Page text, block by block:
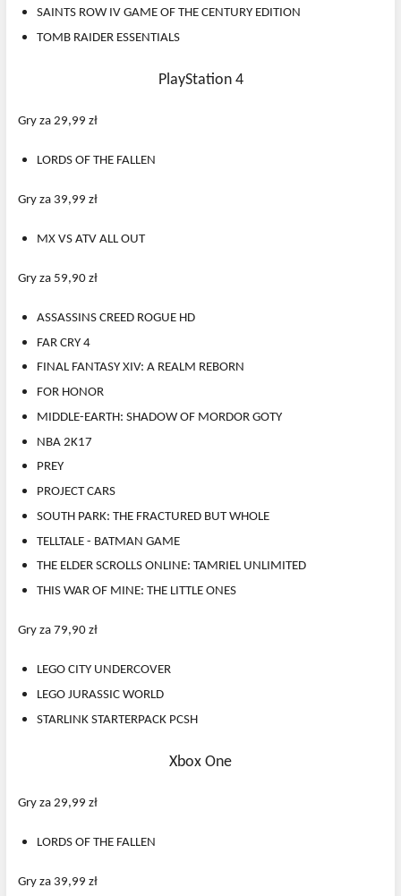
SAINTS ROW IV GAME OF THE CENTURY EDITION
TOMB RAIDER ESSENTIALS
PlayStation 4
Gry za 29,99 zł
LORDS OF THE FALLEN
Gry za 39,99 zł
MX VS ATV ALL OUT
Gry za 59,90 zł
ASSASSINS CREED ROGUE HD
FAR CRY 4
FINAL FANTASY XIV: A REALM REBORN
FOR HONOR
MIDDLE-EARTH: SHADOW OF MORDOR GOTY
NBA 2K17
PREY
PROJECT CARS
SOUTH PARK: THE FRACTURED BUT WHOLE
TELLTALE - BATMAN GAME
THE ELDER SCROLLS ONLINE: TAMRIEL UNLIMITED
THIS WAR OF MINE: THE LITTLE ONES
Gry za 79,90 zł
LEGO CITY UNDERCOVER
LEGO JURASSIC WORLD
STARLINK STARTERPACK PCSH
Xbox One
Gry za 29,99 zł
LORDS OF THE FALLEN
Gry za 39,99 zł